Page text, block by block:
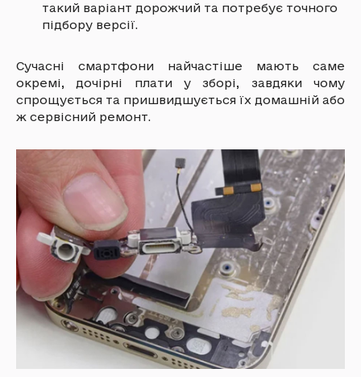
такий варіант дорожчий та потребує точного
підбору версії.
Сучасні смартфони найчастіше мають саме
окремі, дочірні плати у зборі, завдяки чому
спрощується та пришвидшується їх домашній або
ж сервісний ремонт.